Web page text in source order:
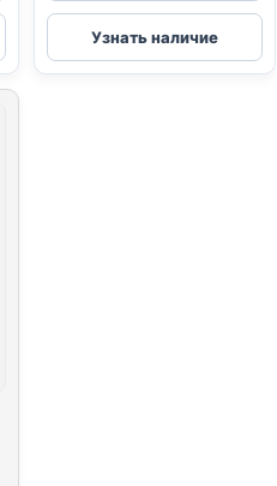
Perfect
Fit
лак.
Узнать наличие